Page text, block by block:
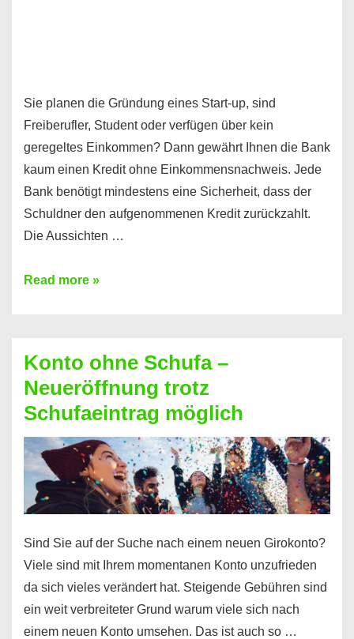
Sie planen die Gründung eines Start-up, sind
Freiberufler, Student oder verfügen über kein
geregeltes Einkommen? Dann gewährt Ihnen die Bank
kaum einen Kredit ohne Einkommensnachweis. Jede
Bank benötigt mindestens eine Sicherheit, dass der
Schuldner den aufgenommenen Kredit zurückzahlt.
Die Aussichten …
Mit
Sie
einen
Kredit
ohne
Einkommensnachweis
Read more »
Konto ohne Schufa –
Neueröffnung trotz
Schufaeintrag möglich
Sind Sie auf der Suche nach einem neuen Girokonto?
Viele sind mit Ihrem momentanen Konto unzufrieden
da sich vieles verändert hat. Steigende Gebühren sind
ein weit verbreiteter Grund warum viele sich nach
einem neuen Konto umsehen. Das ist auch so …